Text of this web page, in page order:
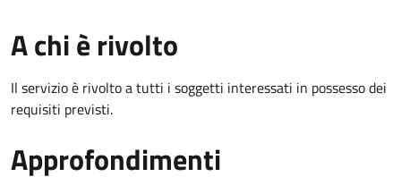
A chi è rivolto
Il servizio è rivolto a tutti i soggetti interessati in possesso dei
requisiti previsti.
Approfondimenti